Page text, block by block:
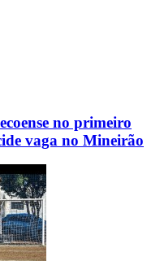
no primeiro
vaga no Mineirão